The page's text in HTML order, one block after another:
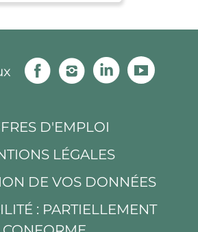
FacebookInstagramLinkedin
D'EMPLOI
LÉGALES
DE VOS DONNÉES
: PARTIELLEMENT